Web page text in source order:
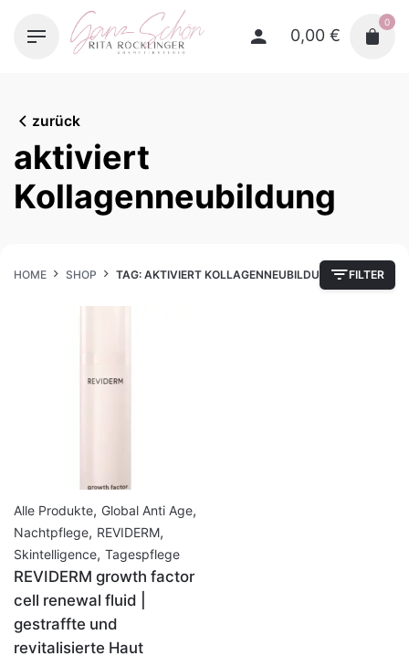
0,00 €
0
zurück
aktiviert
Kollagenneubildung
HOME SHOP TAG: AKTIVIERT KOLLAGENNEUBILDUNG FILTER
Alle Produkte, Global Anti Age,
Nachtpflege, REVIDERM,
Skintelligence, Tagespflege
REVIDERM growth factor
cell renewal fluid |
gestraffte und
revitalisierte Haut